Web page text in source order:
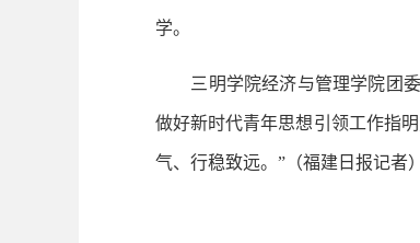
学。
三明学院经济与管理学院团委
做好新时代青年思想引领工作指
气、行稳致远。”（福建日报记者）